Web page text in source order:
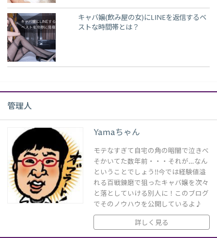
キャバ嬢(飲み屋の女)にLINEを返信するベ
ストな時間帯とは？
管理人
Yamaちゃん
モテなすぎて自宅の角の暗闇で泣きべ
そかいてた数年前・・・それが…なん
ということでしょう!!今では経験値溢
れる百戦錬磨で狙ったキャバ嬢を次々
と落としていける別人に！このブログ
でそのノウハウを公開しているよ♪
詳しく見る